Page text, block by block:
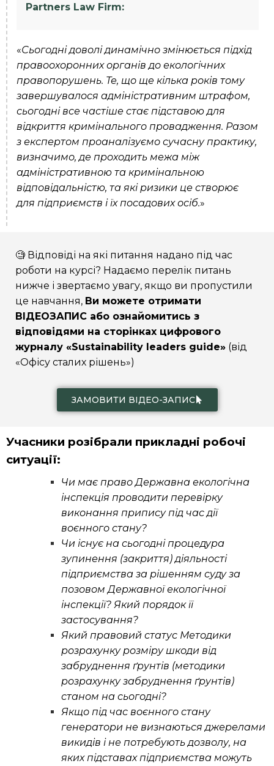
Partners Law Firm:
«Сьогодні доволі динамічно змінюється підхід
правоохоронних органів до екологічних
правопорушень. Те, що ще кілька років тому
завершувалося адміністративним штрафом,
сьогодні все частіше стає підставою для
відкриття кримінального провадження. Разом
з експертом проаналізуємо сучасну практику,
визначимо, де проходить межа між
адміністративною та кримінальною
відповідальністю, та які ризики це створює
для підприємств і їх посадових осіб.»
🧐 Відповіді на які питання надано під час
роботи на курсі? Надаємо перелік питань
нижче і звертаємо увагу, якщо ви пропустили
це навчання, Ви можете отримати
ВІДЕОЗАПИС або ознайомитись з
відповідями на сторінках цифрового
журналу «Sustainability leaders guide» (від
«Офісу сталих рішень»)
ЗАМОВИТИ ВІДЕО-ЗАПИС
Учасники розібрали прикладні робочі
ситуації:
Чи має право Державна екологічна
інспекція проводити перевірку
виконання припису під час дії
воєнного стану?
Чи існує на сьогодні процедура
зупинення (закриття) діяльності
підприємства за рішенням суду за
позовом Державної екологічної
інспекції? Який порядок її
застосування?
Який правовий статус Методики
розрахунку розміру шкоди від
забруднення ґрунтів (методики
розрахунку забруднення ґрунтів)
станом на сьогодні?
Якщо під час воєнного стану
генератори не визнаються джерелами
викидів і не потребують дозволу, на
яких підставах підприємства можуть